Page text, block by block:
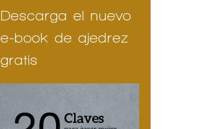
Descarga el nuevo
e-book de ajedrez
gratis